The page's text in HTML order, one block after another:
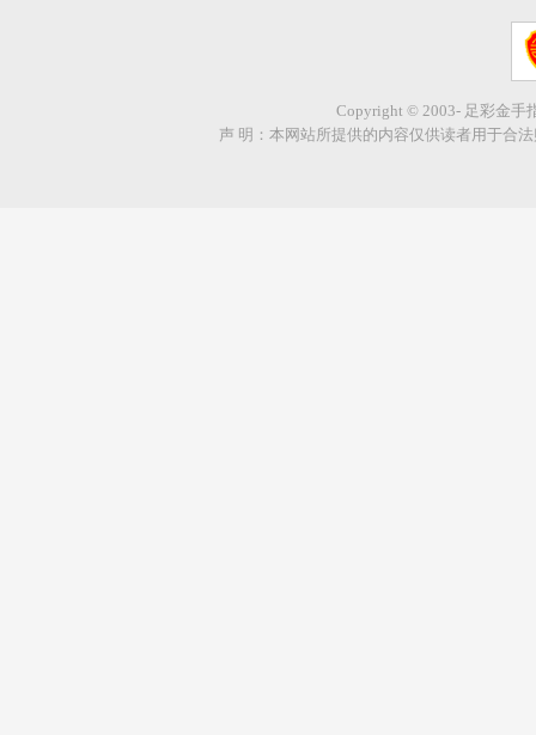
Copyright © 2003- 足彩金手
声 明：本网站所提供的内容仅供读者用于合